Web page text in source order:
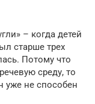
– когда детей
старше трех
Потому что
среду, то
уже не способен